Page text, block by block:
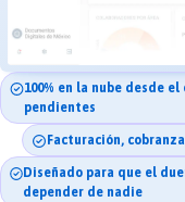
100% en la nube desde
pendientes
Facturación,
Diseñado para que el
depender de nadie